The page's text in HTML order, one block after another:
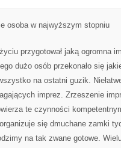
osoba w najwyższym stopniu
przygotował jaką ogromna
dużo osób przekonało się
na ostatni guzik.
imprez. Zrzeszenie
te czynności
się dmuchane zamki
na tak zwane gotowe.